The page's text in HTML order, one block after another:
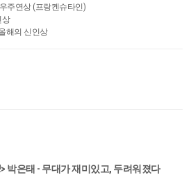
주연상 (프랑켄슈타인)
상
해의 신인상
!> 박은태 - 무대가 재미있고, 두려워졌다